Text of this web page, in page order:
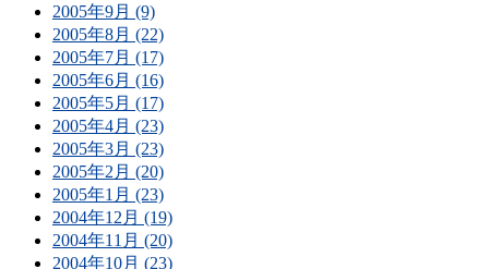
2005年9月 (9)
2005年8月 (22)
2005年7月 (17)
2005年6月 (16)
2005年5月 (17)
2005年4月 (23)
2005年3月 (23)
2005年2月 (20)
2005年1月 (23)
2004年12月 (19)
2004年11月 (20)
2004年10月 (23)